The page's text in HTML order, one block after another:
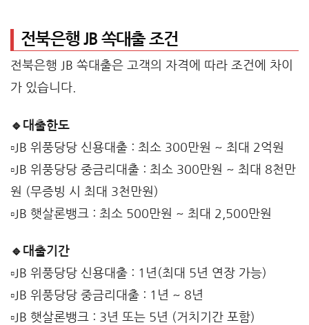
전북은행 JB 쏙대출 조건
전북은행 JB 쏙대출은 고객의 자격에 따라 조건에 차이
가 있습니다.
🔹대출한도
▫️JB 위풍당당 신용대출 : 최소 300만원 ~ 최대 2억원
▫️JB 위풍당당 중금리대출 : 최소 300만원 ~ 최대 8천만
원 (무증빙 시 최대 3천만원)
▫️JB 햇살론뱅크 : 최소 500만원 ~ 최대 2,500만원
🔹대출기간
▫️JB 위풍당당 신용대출 : 1년(최대 5년 연장 가능)
▫️JB 위풍당당 중금리대출 : 1년 ~ 8년
▫️JB 햇살론뱅크 : 3년 또는 5년 (거치기간 포함)